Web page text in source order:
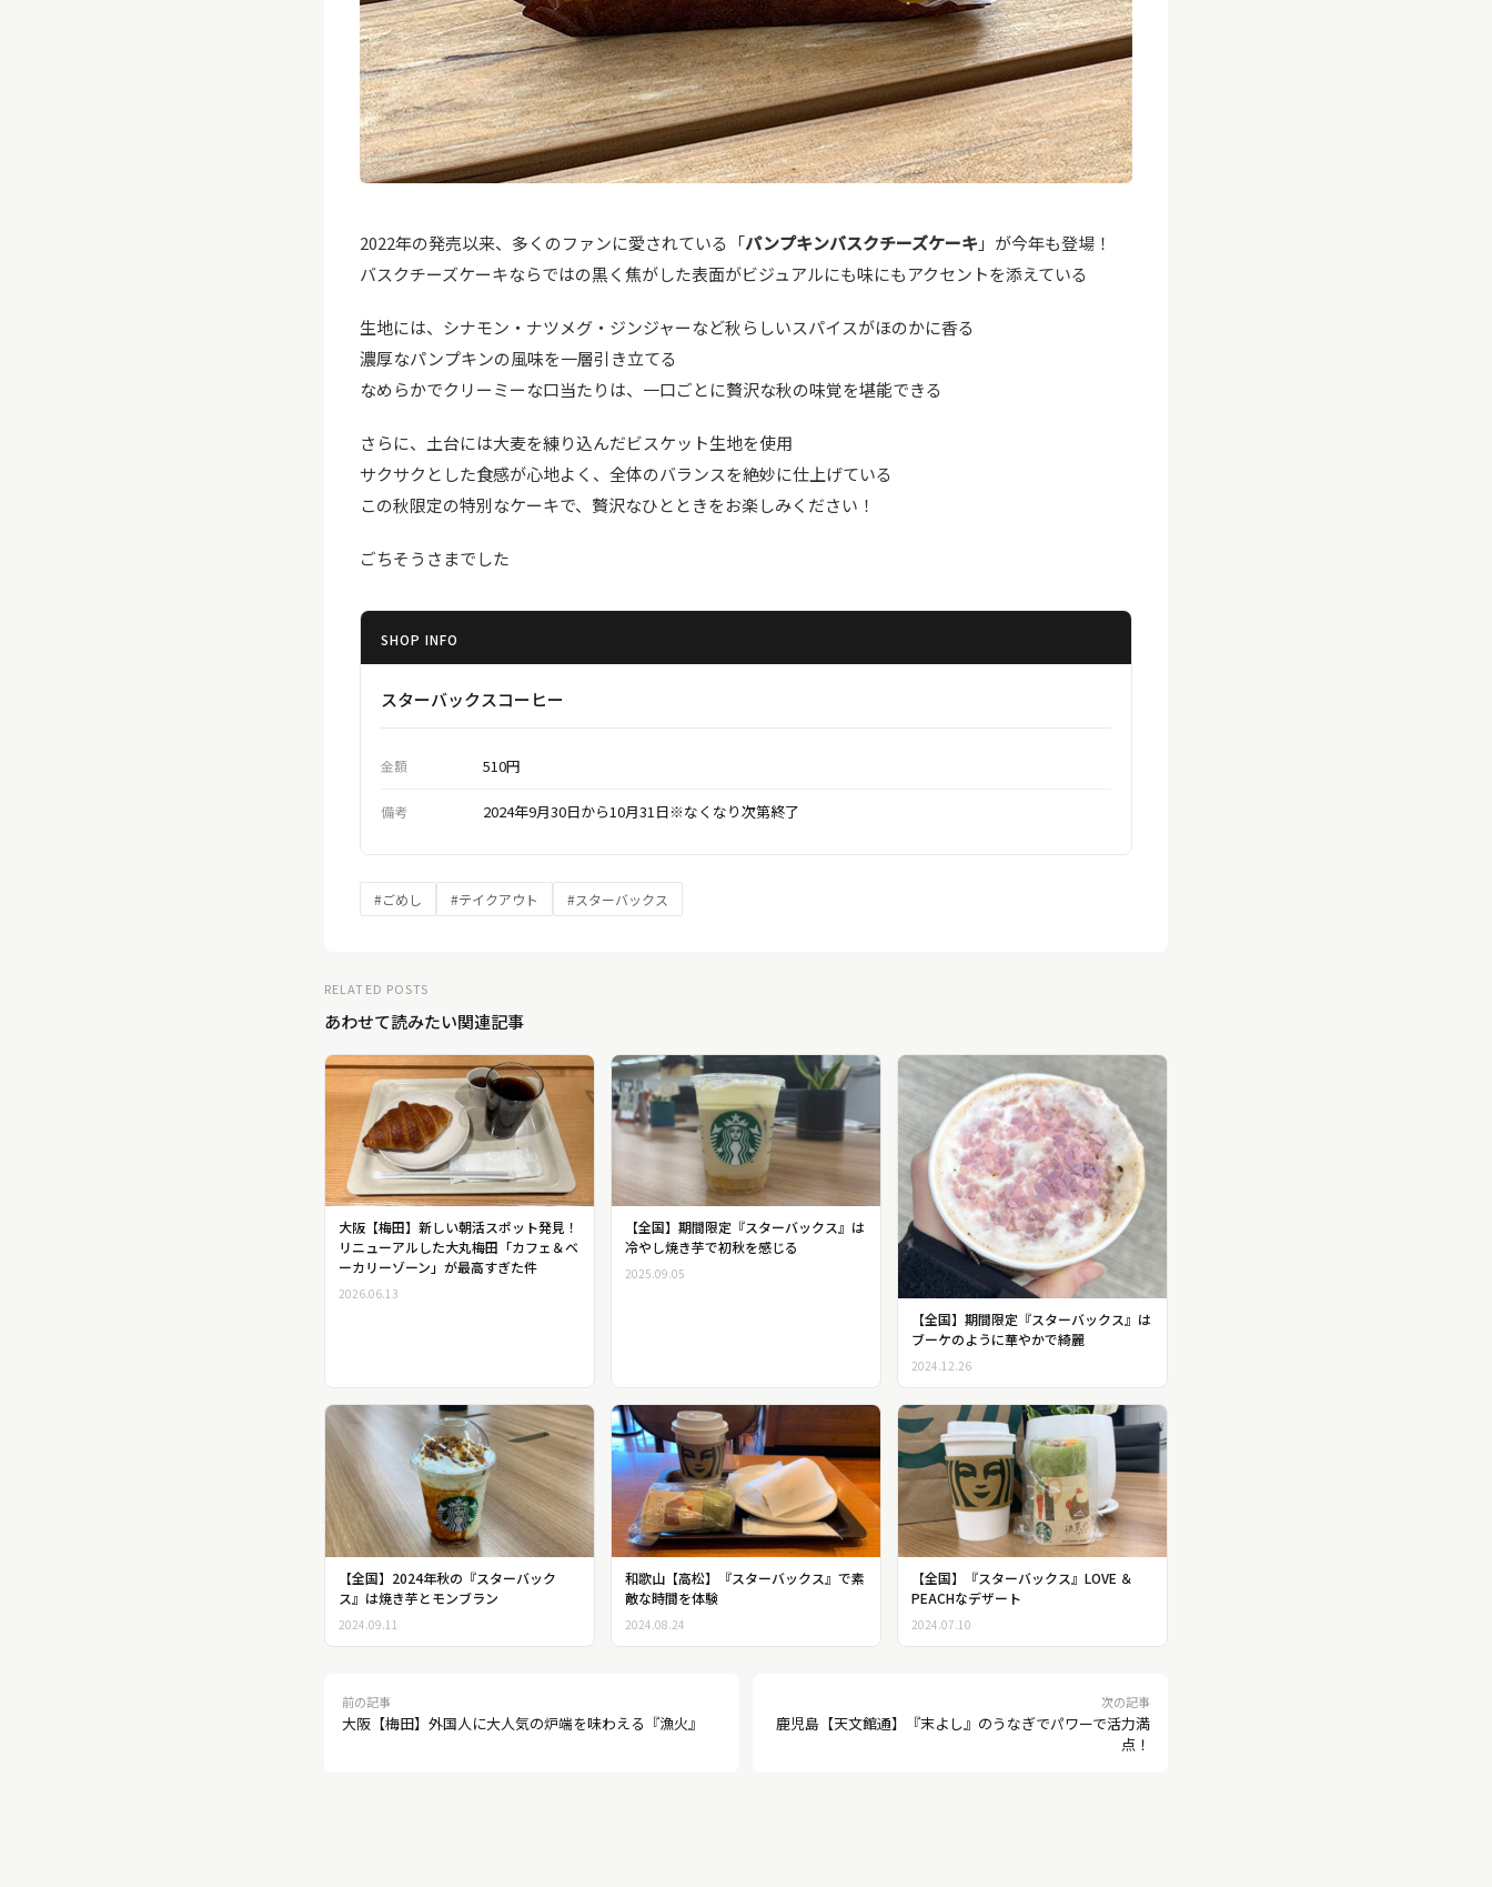
2022年の発売以来、多くのファンに愛されている「パンプキンバスクチーズケーキ 」が今年も登場！
バスクチーズケーキならではの黒く焦がした表面がビジュアルにも味にもアクセントを添えている
生地には、シナモン・ナツメグ・ジンジャーなど秋らしいスパイスがほのかに香る
濃厚なパンプキンの風味を一層引き立てる
なめらかでクリーミーな口当たりは、一口ごとに贅沢な秋の味覚を堪能できる
さらに、土台には大麦を練り込んだビスケット生地を使用
サクサクとした食感が心地よく、全体のバランスを絶妙に仕上げている
この秋限定の特別なケーキで、贅沢なひとときをお楽しみください！
ごちそうさまでした
SHOP INFO
スターバックスコーヒー
金額 510円
備考 2024年9月30日から10月31日※なくなり次第終了
#ごめし #テイクアウト #スターバックス
RELATED POSTS
あわせて読みたい関連記事
大阪【梅田】新しい朝活スポット発見！
リニューアルした大丸梅田「カフェ＆ベ
ーカリーゾーン」が最高すぎた件
2026.06.13
【全国】期間限定『スターバックス』は
冷やし焼き芋で初秋を感じる
2025.09.05
【全国】期間限定『スターバックス』は
ブーケのように華やかで綺麗
2024.12.26
【全国】2024年秋の『スターバック
ス』は焼き芋とモンブラン
2024.09.11
和歌山【高松】『スターバックス』で素
敵な時間を体験
2024.08.24
【全国】『スターバックス』LOVE ＆
PEACHなデザート
2024.07.10
前の記事
大阪【梅田】外国人に大人気の炉端を味わえる『漁火』
次の記事
鹿児島【天文館通】『末よし』のうなぎでパワーで活力満
点！